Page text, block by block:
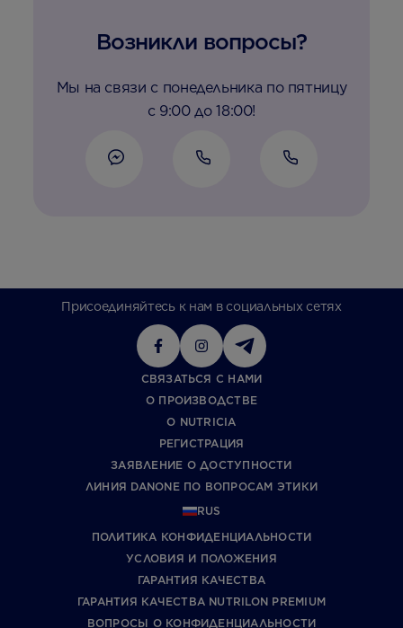
Возникли вопросы?
Мы на связи с понедельника по пятницу
с 9:00 до 18:00!
Присоединяйтесь к нам в социальных сетях
СВЯЗАТЬСЯ С НАМИ
О ПРОИЗВОДСТВЕ
О NUTRICIA
РЕГИСТРАЦИЯ
ЗАЯВЛЕНИЕ О ДОСТУПНОСТИ
ЛИНИЯ DANONE ПО ВОПРОСАМ ЭТИКИ
RUS
ПОЛИТИКА КОНФИДЕНЦИАЛЬНОСТИ
УCЛОВИЯ И ПОЛОЖЕНИЯ
ГАРАНТИЯ КАЧЕСТВА
ГАРАНТИЯ КАЧЕСТВА NUTRILON PREMIUM
ВОПРОСЫ О КОНФИДЕНЦИАЛЬНОСТИ